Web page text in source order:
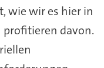
wie wir es hier in
profitieren davon.